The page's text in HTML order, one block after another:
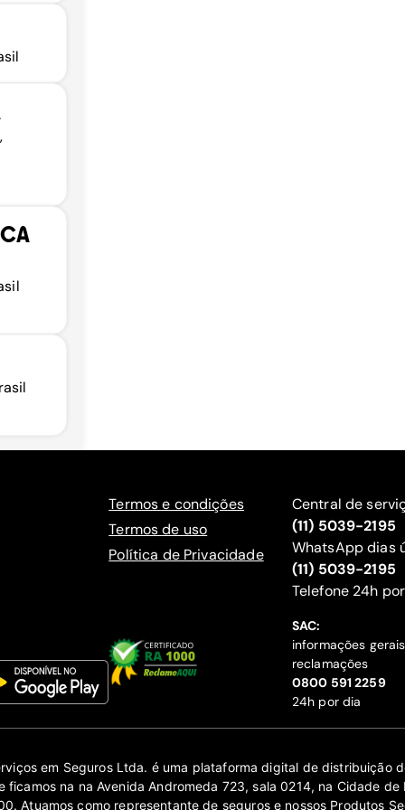
Termos e condições
Termos de uso
Política de Privacidade
Central de
(11) 5039-2195
WhatsApp dias
(11) 5039-2195
‍Telefone 24h
SAC:
informações
reclamações
‍0800 591 2259
24h por dia
em Seguros Ltda. é uma plataforma digital de distribuição
na na Avenida Andromeda 723, sala 0214, na Cidade de
Atuamos como representante de seguros e nossos Produtos